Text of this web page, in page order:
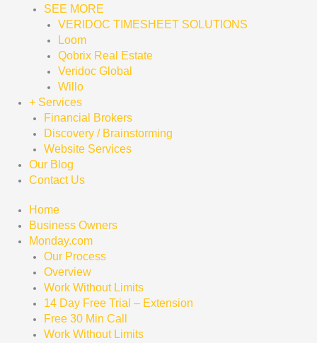
SEE MORE
VERIDOC TIMESHEET SOLUTIONS
Loom
Qobrix Real Estate
Veridoc Global
Willo
+ Services
Financial Brokers
Discovery / Brainstorming
Website Services
Our Blog
Contact Us
Home
Business Owners
Monday.com
Our Process
Overview
Work Without Limits
14 Day Free Trial – Extension
Free 30 Min Call
Work Without Limits